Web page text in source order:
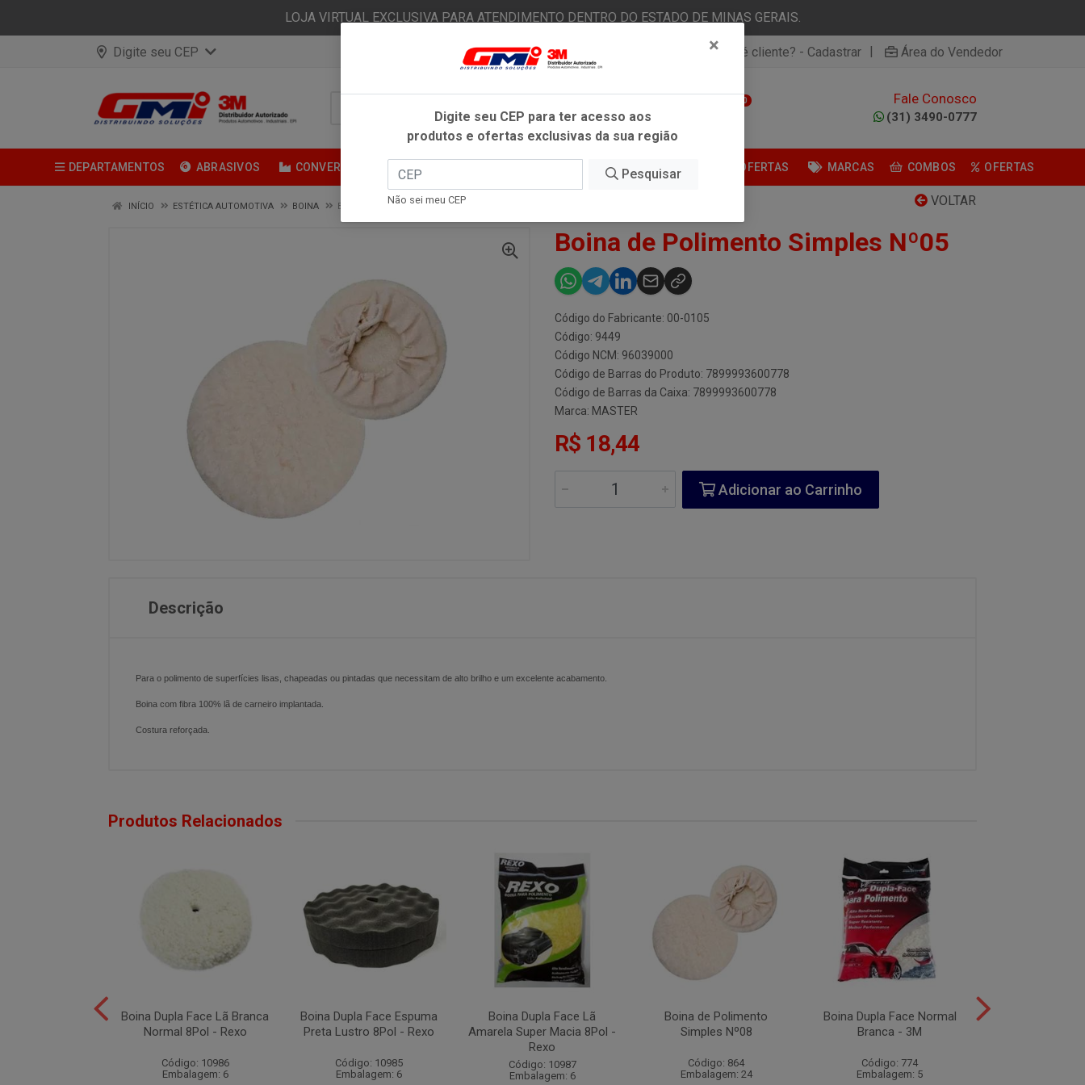
LOJA VIRTUAL EXCLUSIVA PARA ATENDIMENTO DENTRO DO ESTADO DE MINAS GERAIS.
Digite seu CEP Já é cliente? - Entrar Não é cliente? - Cadastrar | Área do Vendedor
0 Fale Conosco
(31) 3490-0777
DEPARTAMENTOS ABRASIVOS CONVERSÃO FITAS ADESIVAS ESTÉTICA AUTOMOTIVA OFERTAS MARCAS COMBOS OFERTAS
VOLTAR
INÍCIO ESTÉTICA AUTOMOTIVA BOINA BOINA DE POLIMENTO SIMPLES Nº05
Boina de Polimento Simples Nº05
Código do Fabricante: 00-0105
Código: 9449
Código NCM: 96039000
Código de Barras do Produto: 7899993600778
Código de Barras da Caixa: 7899993600778
Marca: MASTER
R$ 18,44
Adicionar ao Carrinho
Descrição
Para o polimento de superfícies lisas, chapeadas ou pintadas que necessitam de alto brilho e um excelente acabamento.
Boina com fibra 100% lã de carneiro implantada.
Costura reforçada.
Produtos Relacionados
Boina Dupla Face Lã Branca
Normal 8Pol - Rexo
Código: 10986
Embalagem: 6
Boina Dupla Face Espuma
Preta Lustro 8Pol - Rexo
Código: 10985
Embalagem: 6
Boina Dupla Face Lã
Amarela Super Macia 8Pol -
Rexo
Código: 10987
Embalagem: 6
Boina de Polimento
Simples Nº08
Código: 864
Embalagem: 24
Boina Dupla Face Normal
Branca - 3M
Código: 774
Embalagem: 5
×
Digite seu CEP para ter acesso aos
produtos e ofertas exclusivas da sua região
Pesquisar
Não sei meu CEP